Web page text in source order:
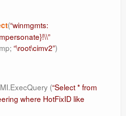
(“winmgmts:
“\root\cimv2”)
(“Select * from
where HotFixID like